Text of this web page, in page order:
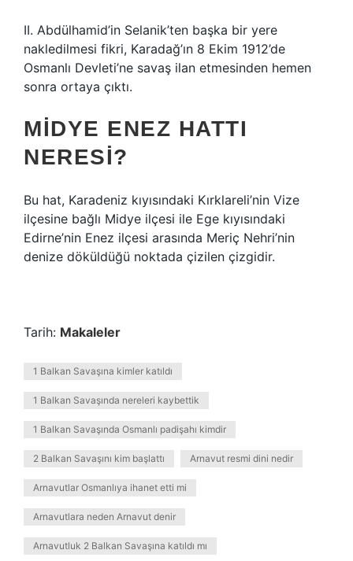
II. Abdülhamid’in Selanik’ten başka bir yere
nakledilmesi fikri, Karadağ’ın 8 Ekim 1912’de
Osmanlı Devleti’ne savaş ilan etmesinden hemen
sonra ortaya çıktı.
MIDYE ENEZ HATTI
NERESI?
Bu hat, Karadeniz kıyısındaki Kırklareli’nin Vize
ilçesine bağlı Midye ilçesi ile Ege kıyısındaki
Edirne’nin Enez ilçesi arasında Meriç Nehri’nin
denize döküldüğü noktada çizilen çizgidir.
Tarih: Makaleler
1 Balkan Savaşına kimler katıldı
1 Balkan Savaşında nereleri kaybettik
1 Balkan Savaşında Osmanlı padişahı kimdir
2 Balkan Savaşını kim başlattı Arnavut resmi dini nedir
Arnavutlar Osmanlıya ihanet etti mi
Arnavutlara neden Arnavut denir
Arnavutluk 2 Balkan Savaşına katıldı mı